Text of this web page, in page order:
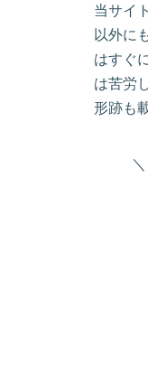
当サイ
以外に
はすぐ
は苦労
形跡も